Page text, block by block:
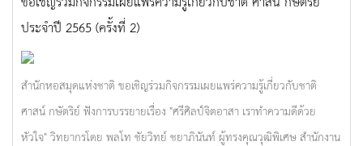
ประจำปี 2565 (ครั้งที่ 2)
สำนักหอสมุดแห่งชาติ ขอเชิญร่วมกิจกรรมเผยแพร่ความรู้เกี่ยวกับชาติ
ศาสน์ กษัตริย์ ฟังการบรรยายเรื่อง "ศรีศิลป์จิตอาสา เราทำความดีด้วย
หัวใจ" วิทยากรโดย พลโท ชัยวิทย์ ชยาภินันท์ ผู้ทรงคุณวุฒิพิเศษ สำนักงาน